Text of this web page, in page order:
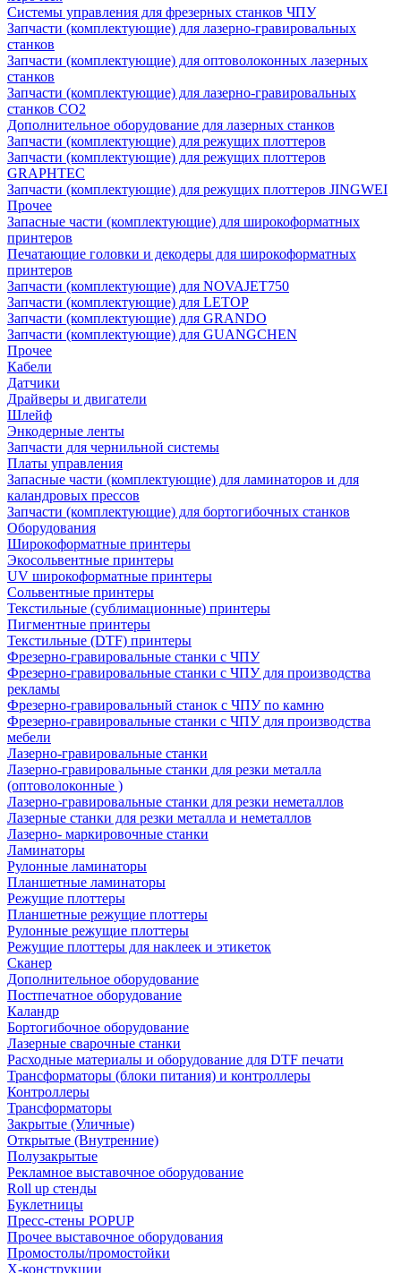
Системы управления для фрезерных станков ЧПУ
Запчасти (комплектующие) для лазерно-гравировальных
станков
Запчасти (комплектующие) для оптоволоконных лазерных
станков
Запчасти (комплектующие) для лазерно-гравировальных
станков CO2
Дополнительное оборудование для лазерных станков
Запчасти (комплектующие) для режущих плоттеров
Запчасти (комплектующие) для режущих плоттеров
GRAPHTEC
Запчасти (комплектующие) для режущих плоттеров JINGWEI
Прочее
Запасные части (комплектующие) для широкоформатных
принтеров
Печатающие головки и декодеры для широкоформатных
принтеров
Запчасти (комплектующие) для NOVAJET750
Запчасти (комплектующие) для LETOP
Запчасти (комплектующие) для GRANDO
Запчасти (комплектующие) для GUANGCHEN
Прочее
Кабели
Датчики
Драйверы и двигатели
Шлейф
Энкодерные ленты
Запчасти для чернильной системы
Платы управления
Запасные части (комплектующие) для ламинаторов и для
каландровых прессов
Запчасти (комплектующие) для бортогибочных станков
Оборудования
Широкоформатные принтеры
Экосольвентные принтеры
UV широкоформатные принтеры
Сольвентные принтеры
Текстильные (сублимационные) принтеры
Пигментные принтеры
Текстильные (DTF) принтеры
Фрезерно-гравировальные станки с ЧПУ
Фрезерно-гравировальные станки с ЧПУ для производства
рекламы
Фрезерно-гравировальный станок с ЧПУ по камню
Фрезерно-гравировальные станки с ЧПУ для производства
мебели
Лазерно-гравировальные станки
Лазерно-гравировальные станки для резки металла
(оптоволоконные )
Лазерно-гравировальные станки для резки неметаллов
Лазерные станки для резки металла и неметаллов
Лазерно- маркировочные станки
Ламинаторы
Рулонные ламинаторы
Планшетные ламинаторы
Режущие плоттеры
Планшетные режущие плоттеры
Рулонные режущие плоттеры
Режущие плоттеры для наклеек и этикеток
Сканер
Дополнительное оборудование
Постпечатное оборудование
Каландр
Бортогибочное оборудование
Лазерные сварочные станки
Расходные материалы и оборудование для DTF печати
Трансформаторы (блоки питания) и контроллеры
Контроллеры
Трансформаторы
Закрытые (Уличные)
Открытые (Внутренние)
Полузакрытые
Рекламное выставочное оборудование
Roll up стенды
Буклетницы
Пресс-стены POPUP
Прочее выставочное оборудования
Промостолы/промостойки
Х-конструкции